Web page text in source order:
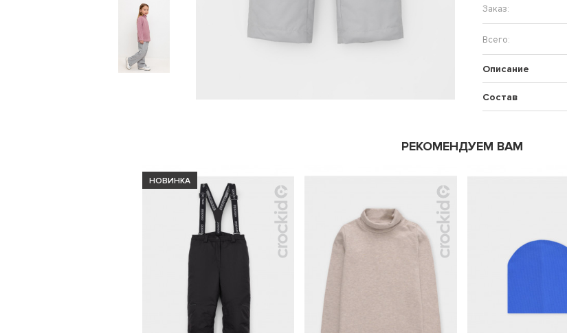
Описание
Состав
РЕКОМЕНДУЕМ ВАМ
НОВИНКА